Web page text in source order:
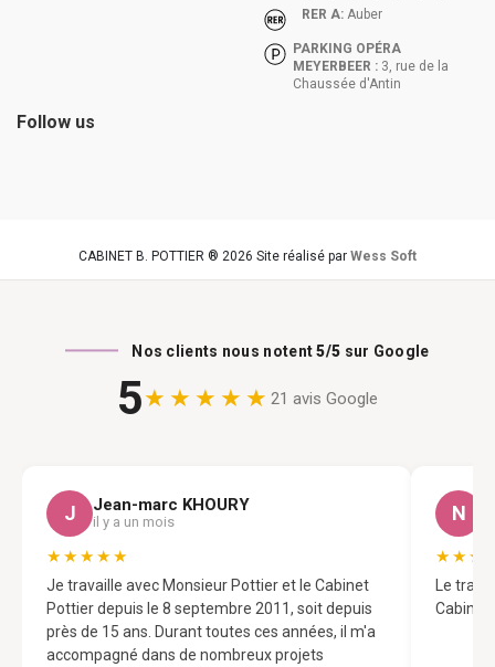
RER A: Auber
PARKING OPÉRA
MEYERBEER : 3, rue de la
Chaussée d'Antin
Follow us
CABINET B. POTTIER ® 2026 Site réalisé par Wess Soft
Nos clients nous notent5/5 sur Google
5★★★★★ 21 avis Google
J Jean-marc KHOURY
il y a un mois
★★★★★
Je travaille avec Monsieur Pottier et le Cabinet
Pottier depuis le 8 septembre 2011, soit depuis
près de 15 ans. Durant toutes ces années, il m'a
accompagné dans de nombreux projets
N
Le
Cabinet